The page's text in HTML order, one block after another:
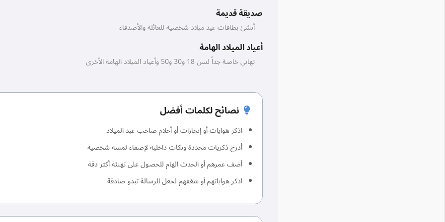
صديقة قديمة
أنشئ بطاقات عيد ميلاد شخصية للعائلة والأصدقاء
أعياد الميلاد الهامة
تهاني خاصة جداً لسن 18 و30 و50 وأعياد الميلاد الهامة الأخرى
نصائح لكلمات أفضل
اذكر هوايات أو إنجازات أو أحلام صاحب عيد الميلاد
أدرج ذكريات محددة ونكات داخلية لإضفاء لمسة شخصية
أضف عمرهم أو الحدث الهام للحصول على تهنئة أكثر دقة
اذكر هواياتهم أو شغفهم لجعل الرسالة تبدو صادقة